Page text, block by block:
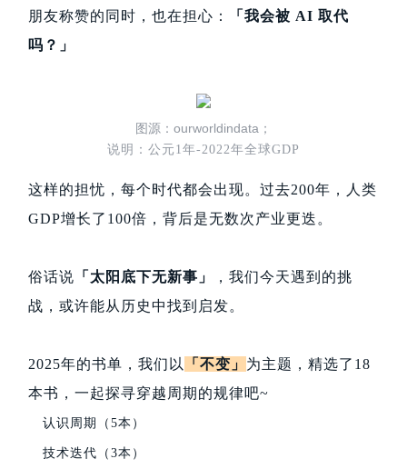
朋友称赞的同时，也在担心：
「我会被 AI 取代
吗？」
图源：ourworldindata；
说明：公元1年-2022年全球GDP
这样的担忧，每个时代都会出现。过去200年，人类
GDP增长了100倍，背后是无数次产业更迭。
俗话说 「太阳底下无新事」
，我们今天遇到的挑
战，或许能从历史中找到启发。
2025年的书单，我们以 「不变」 为主题，精选了18
本书，一起探寻穿越周期的规律吧~
认识周期（5本）
技术迭代（3本）